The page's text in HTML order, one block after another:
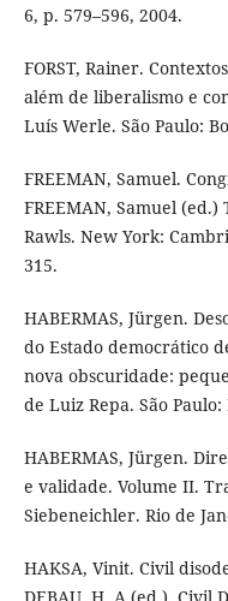
6, p. 579–596, 2004.
FORST, Rainer.
além de liberalismo e
Luís Werle. São Paulo:
FREEMAN, Samuel.
FREEMAN, Samuel
Rawls. New York:
315.
HABERMAS, Jürgen.
do Estado democrático
nova obscuridade:
de Luiz Repa. São
HABERMAS, Jürgen.
e validade. Volume II.
Siebeneichler. Rio de
HAKSA, Vinit. Civil